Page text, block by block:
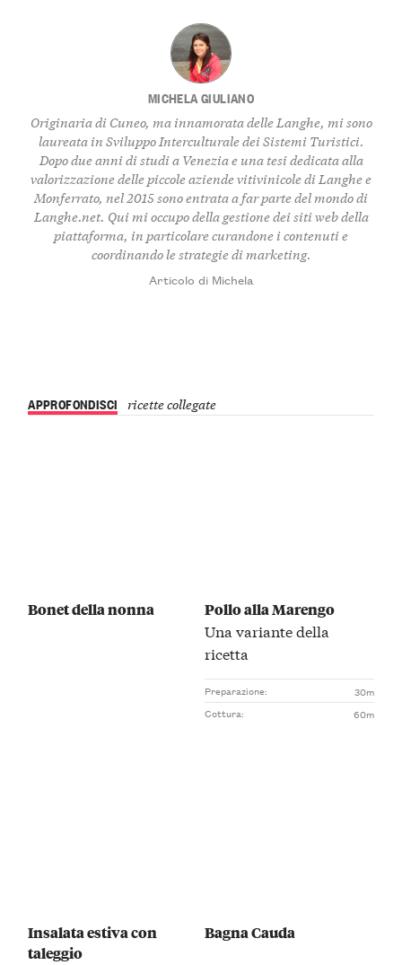
MICHELA GIULIANO
Originaria di Cuneo, ma innamorata delle Langhe, mi sono
laureata in Sviluppo Interculturale dei Sistemi Turistici.
Dopo due anni di studi a Venezia e una tesi dedicata alla
valorizzazione delle piccole aziende vitivinicole di Langhe e
Monferrato, nel 2015 sono entrata a far parte del mondo di
Langhe.net. Qui mi occupo della gestione dei siti web della
piattaforma, in particolare curandone i contenuti e
coordinando le strategie di marketing.
Articolo di Michela
APPROFONDISCI ricette collegate
Bonet della nonna
Pollo alla Marengo
Una variante della
ricetta
Preparazione:
30m
Cottura:
60m
Insalata estiva con
taleggio
Bagna Cauda